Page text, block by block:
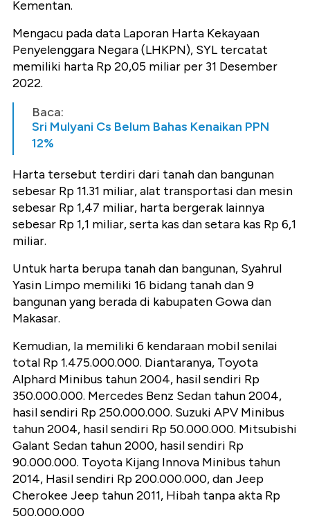
Kementan.
Mengacu pada data Laporan Harta Kekayaan
Penyelenggara Negara (LHKPN), SYL tercatat
memiliki harta Rp 20,05 miliar per 31 Desember
2022.
Baca:
Sri Mulyani Cs Belum Bahas Kenaikan PPN
12%
Harta tersebut terdiri dari tanah dan bangunan
sebesar Rp 11.31 miliar, alat transportasi dan mesin
sebesar Rp 1,47 miliar, harta bergerak lainnya
sebesar Rp 1,1 miliar, serta kas dan setara kas Rp 6,1
miliar.
Untuk harta berupa tanah dan bangunan, Syahrul
Yasin Limpo memiliki 16 bidang tanah dan 9
bangunan yang berada di kabupaten Gowa dan
Makasar.
Kemudian, Ia memiliki 6 kendaraan mobil senilai
total Rp 1.475.000.000. Diantaranya, Toyota
Alphard Minibus tahun 2004, hasil sendiri Rp
350.000.000. Mercedes Benz Sedan tahun 2004,
hasil sendiri Rp 250.000.000. Suzuki APV Minibus
tahun 2004, hasil sendiri Rp 50.000.000. Mitsubishi
Galant Sedan tahun 2000, hasil sendiri Rp
90.000.000. Toyota Kijang Innova Minibus tahun
2014, Hasil sendiri Rp 200.000.000, dan Jeep
Cherokee Jeep tahun 2011, Hibah tanpa akta Rp
500.000.000